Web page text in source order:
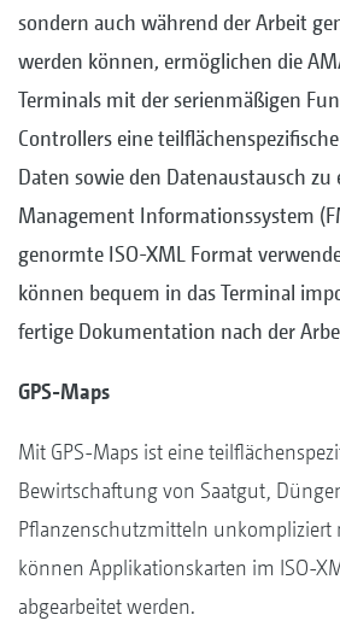
sondern auch während der Arbeit
werden können, ermöglichen die
Terminals mit der serienmäßigen
Controllers eine
Daten sowie den Datenaustausch zu
Management Informationssystem
genormte ISO-XML Format
können bequem in das Terminal
fertige Dokumentation nach der
GPS-Maps
Mit GPS-Maps ist eine
Bewirtschaftung von Saatgut,
Pflanzenschutzmitteln unkompliziert
können Applikationskarten im ISO-
abgearbeitet werden.